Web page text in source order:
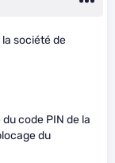
société de
code PIN de la
du